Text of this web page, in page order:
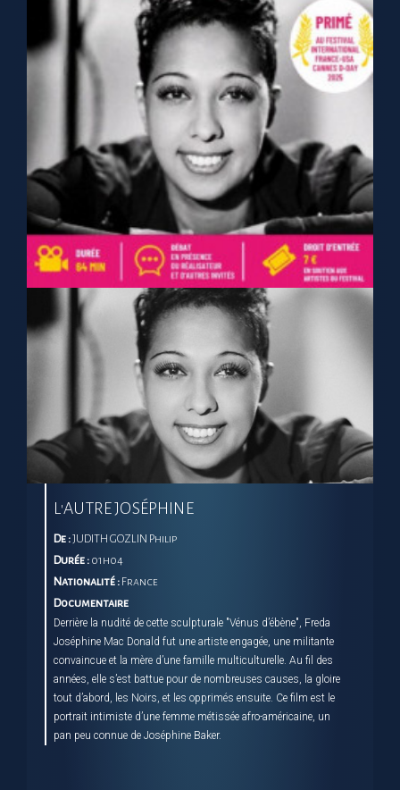
L'AUTRE JOSÉPHINE
De :JUDITH GOZLIN Philip
Durée : 01h04
Nationalité : France
Documentaire
Derrière la nudité de cette sculpturale "Vénus d’ébène", Freda
Joséphine Mac Donald fut une artiste engagée, une militante
convaincue et la mère d’une famille multiculturelle. Au fil des
années, elle s’est battue pour de nombreuses causes, la gloire
tout d’abord, les Noirs, et les opprimés ensuite. Ce film est le
portrait intimiste d’une femme métissée afro-américaine, un
pan peu connue de Joséphine Baker.